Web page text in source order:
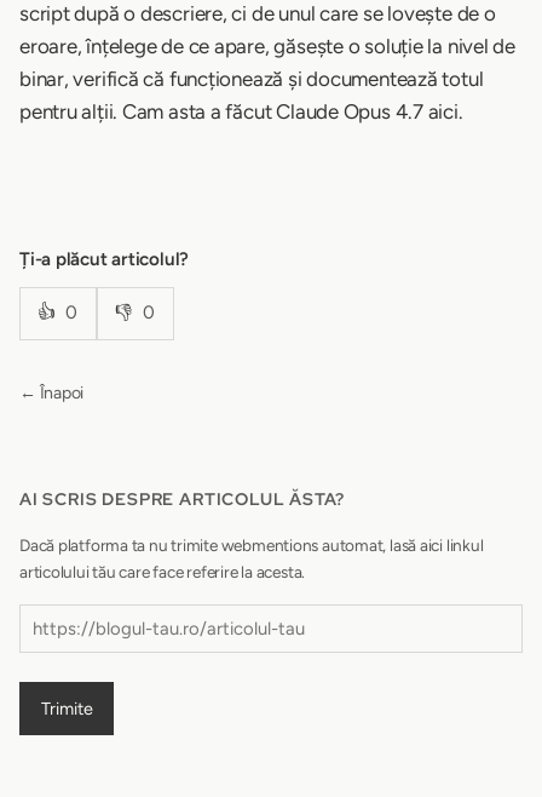
script după o descriere, ci de unul care se lovește de o
eroare, înțelege de ce apare, găsește o soluție la nivel de
binar, verifică că funcționează și documentează totul
pentru alții. Cam asta a făcut Claude Opus 4.7 aici.
Ți-a plăcut articolul?
👍 0 👎 0
← Înapoi
AI SCRIS DESPRE ARTICOLUL ĂSTA?
Dacă platforma ta nu trimite webmentions automat, lasă aici linkul
articolului tău care face referire la acesta.
Trimite